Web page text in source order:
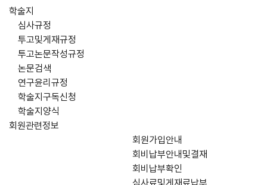
학술지
심사규정
투고및게재규정
투고논문작성규정
논문검색
연구윤리규정
학술지구독신청
학술지양식
회원관련정보
회원가입안내
회비납부안내및결재
회비납부확인